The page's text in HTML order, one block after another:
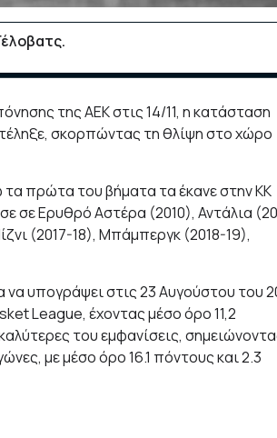
της ΑΕΚ στις 14/11, η κατάσταση
σκορπώντας τη θλίψη στο χώρο
τα πρώτα του βήματα τα έκανε στην ΚΚ
σε Ερυθρό Αστέρα (2010), Αντάλια
(2017-18), Μπάμπεργκ (2018-19),
υπογράψει στις 23 Αυγούστου του
League, έχοντας μέσο όρο 11,2
του εμφανίσεις,
με μέσο όρο 16.1 πόντους και 2.3